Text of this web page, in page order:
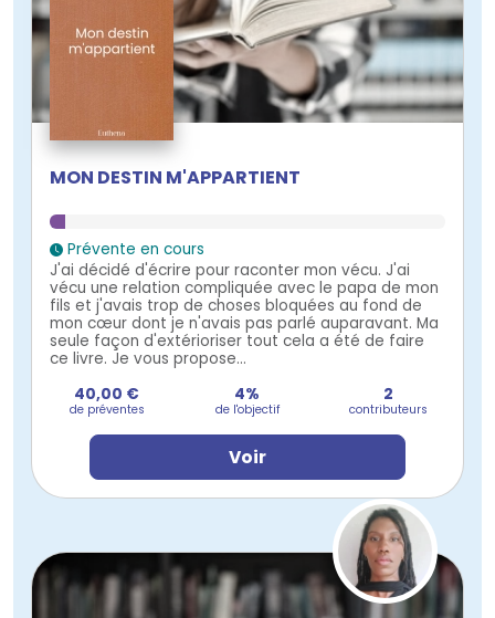
MON DESTIN M'APPARTIENT
Prévente en cours
J'ai décidé d'écrire pour raconter mon vécu. J'ai
vécu une relation compliquée avec le papa de mon
fils et j'avais trop de choses bloquées au fond de
mon cœur dont je n'avais pas parlé auparavant. Ma
seule façon d'extérioriser tout cela a été de faire
ce livre. Je vous propose...
40,00 €
de préventes
4%
de l'objectif
2
contributeurs
Voir